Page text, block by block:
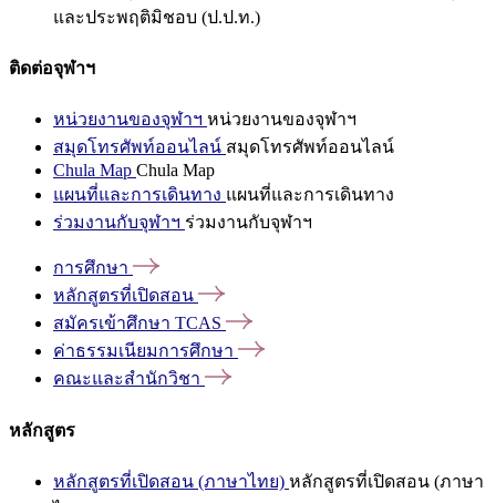
และประพฤติมิชอบ (ป.ป.ท.)
ติดต่อจุฬาฯ
หน่วยงานของจุฬาฯ หน่วยงานของจุฬาฯ
สมุดโทรศัพท์ออนไลน์ สมุดโทรศัพท์ออนไลน์
Chula Map Chula Map
แผนที่และการเดินทาง แผนที่และการเดินทาง
ร่วมงานกับจุฬาฯ ร่วมงานกับจุฬาฯ
การศึกษา
หลักสูตรที่เปิดสอน
สมัครเข้าศึกษา TCAS
ค่าธรรมเนียมการศึกษา
คณะและสำนักวิชา
หลักสูตร
หลักสูตรที่เปิดสอน (ภาษาไทย) หลักสูตรที่เปิดสอน (ภาษา